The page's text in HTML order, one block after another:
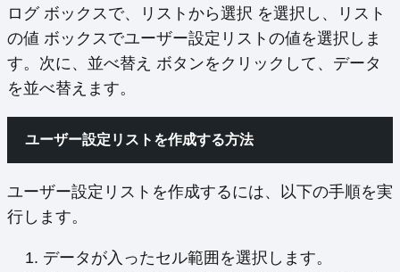
ログ ボックスで、リストから選択 を選択し、リスト
の値 ボックスでユーザー設定リストの値を選択しま
す。次に、並べ替え ボタンをクリックして、データ
を並べ替えます。
ユーザー設定リストを作成する方法
ユーザー設定リストを作成するには、以下の手順を実
行します。
データが入ったセル範囲を選択します。